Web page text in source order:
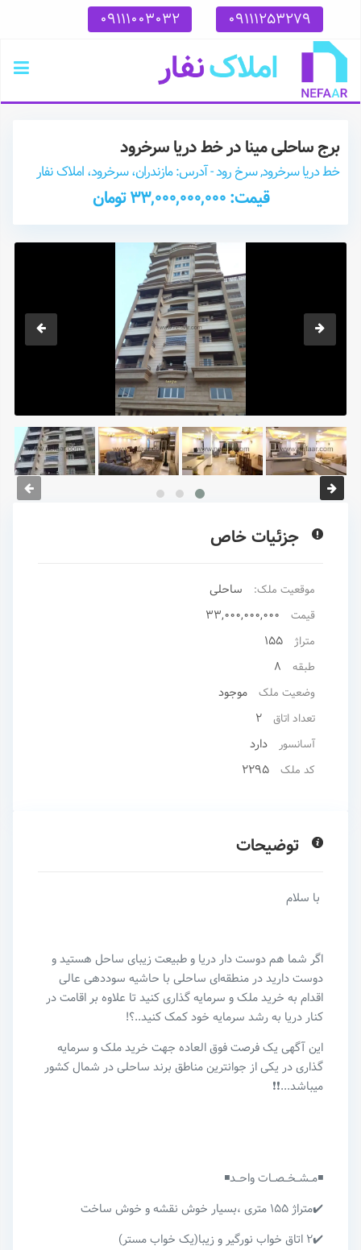
09111253279
09111003032
برج ساحلی مینا در خط دریا سرخرود
خط دریا سرخرود, سرخ رود - آدرس: مازندران، سرخرود، املاک نفار
قیمت: 33,000,000,000 تومان
جزئیات خاص
موقعیت ملک: ساحلی
قیمت 33,000,000,000
متراژ 155
طبقه 8
وضعیت ملک موجود
تعداد اتاق 2
آسانسور دارد
کد ملک ۲۲۹۵
توضیحات
با سلام
اگر شما هم دوست دار دریا و طبیعت زیبای ساحل هستید و
دوست دارید در منطقه‌‌ای ساحلی با حاشیه سوددهی عالی
اقدام به خرید ملک و سرمایه گذاری کنید تا علاوه بر اقامت در
کنار دریا به رشد سرمایه خود کمک کنید..؟!
این آگهی یک فرصت فوق العاده جهت خرید ملک و سرمایه
گذاری در یکی از جوانترین مناطق برند ساحلی در شمال کشور
میباشد...❗❗
◾مــشــخــصــات واحــد◾
✔️متراژ ۱۵۵ متری ،بسیار خوش نقشه و خوش ساخت
✔️۲ اتاق خواب نورگیر و زیبا(یک خواب مستر)